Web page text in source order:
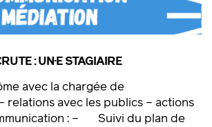
: UN·E STAGIAIRE
avec la chargée de
relations avec les publics – actions
: – Suivi du plan de